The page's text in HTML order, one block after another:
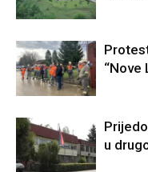
“Nove
u